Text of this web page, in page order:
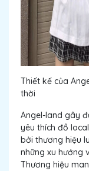
Thiết kế của
thời
Angel-land gây
yêu thích đồ
bởi thương hiệu
những xu hướng
Thương hiệu